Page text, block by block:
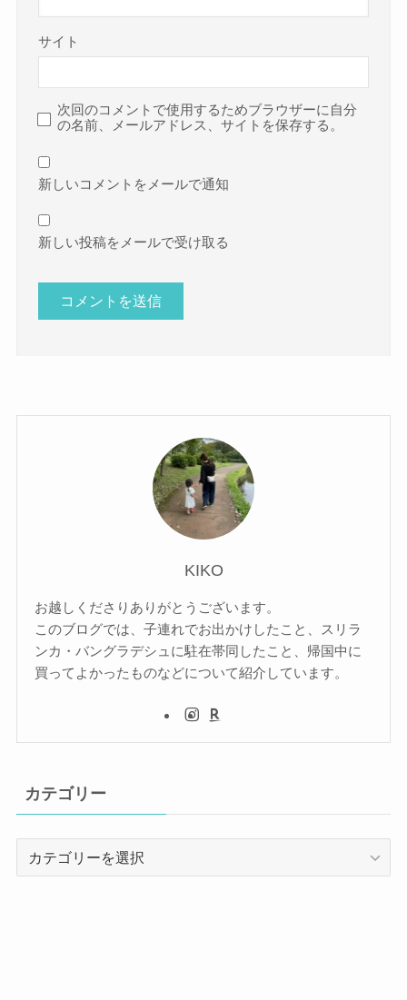
サイト
次回のコメントで使用するためブラウザーに自分
の名前、メールアドレス、サイトを保存する。
新しいコメントをメールで通知
新しい投稿をメールで受け取る
KIKO
お越しくださりありがとうございます。
このブログでは、子連れでお出かけしたこと、スリラ
ンカ・バングラデシュに駐在帯同したこと、帰国中に
買ってよかったものなどについて紹介しています。
カテゴリー